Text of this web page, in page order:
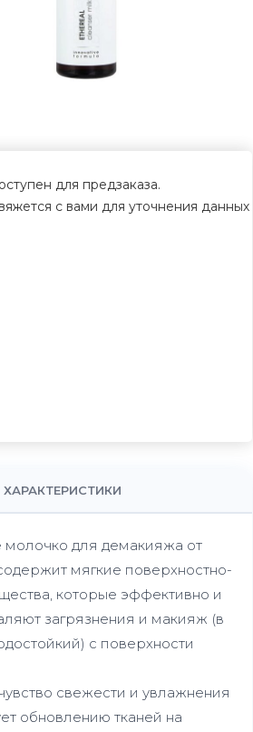
для предзаказа.
с вами для уточнения данных
ХАРАКТЕРИСТИКИ
для демакияжа от
мягкие поверхностно-
которые эффективно и
загрязнения и макияж (в
с поверхности
свежести и увлажнения
обновлению тканей на